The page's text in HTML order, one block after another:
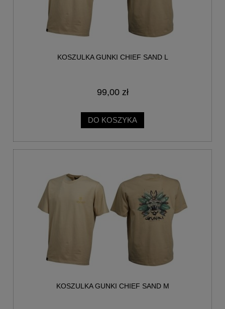
KOSZULKA GUNKI CHIEF SAND L
99,00 zł
DO KOSZYKA
KOSZULKA GUNKI CHIEF SAND M